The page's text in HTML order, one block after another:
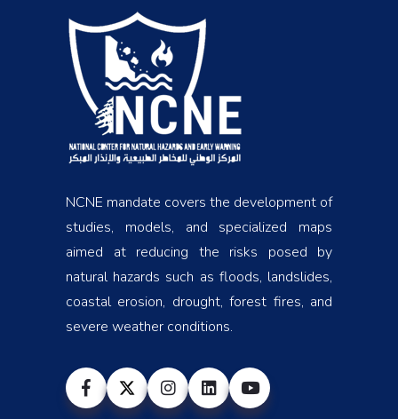
NCNE mandate covers the development of
studies, models, and specialized maps
aimed at reducing the risks posed by
natural hazards such as floods, landslides,
coastal erosion, drought, forest fires, and
severe weather conditions.